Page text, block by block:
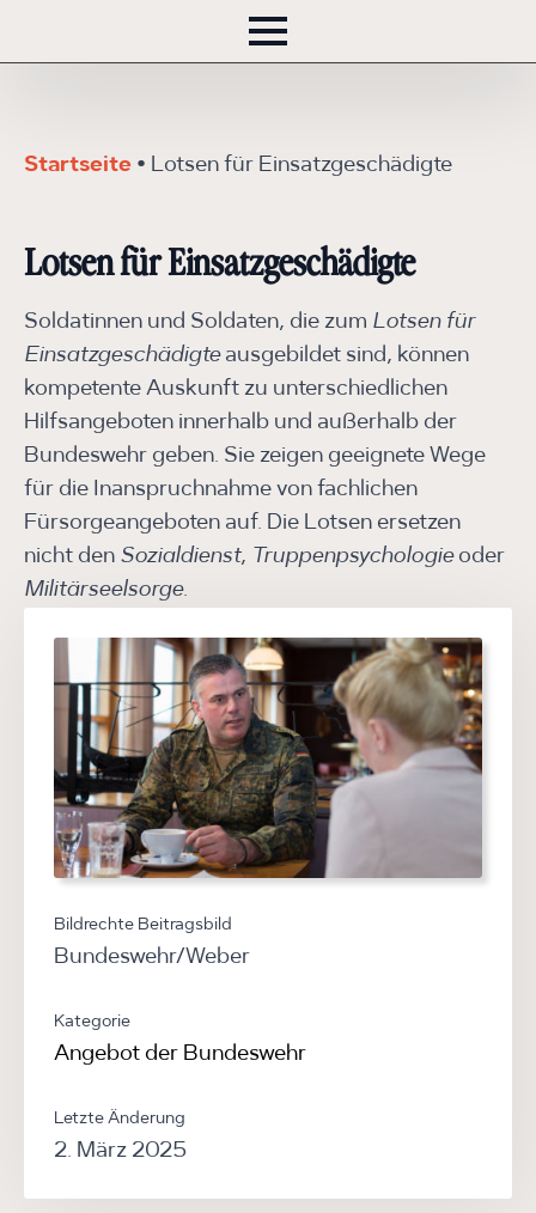
Startseite • Lotsen für Einsatz­ge­schädigte
Lotsen für Einsatz­ge­schädigte
Soldatinnen und Soldaten, die zum Lotsen für
Einsatzgeschädigteausgebildet sind, können
kompetente Auskunft zu unterschiedlichen
Hilfsangeboten innerhalb und außerhalb der
Bundeswehr geben. Sie zeigen geeignete Wege
für die Inanspruchnahme von fachlichen
Fürsorgeangeboten auf. Die Lotsen ersetzen
nicht den Sozialdienst, Truppenpsychologieoder
Militärseelsorge.
Bildrechte Beitragsbild
Bundeswehr/Weber
Kategorie
Angebot der Bundeswehr
Letzte Änderung
2. März 2025